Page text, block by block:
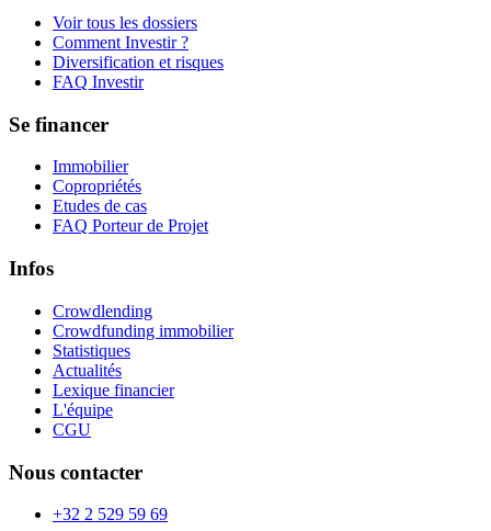
Voir tous les dossiers
Comment Investir ?
Diversification et risques
FAQ Investir
Se financer
Immobilier
Copropriétés
Etudes de cas
FAQ Porteur de Projet
Infos
Crowdlending
Crowdfunding immobilier
Statistiques
Actualités
Lexique financier
L'équipe
CGU
Nous contacter
+32 2 529 59 69